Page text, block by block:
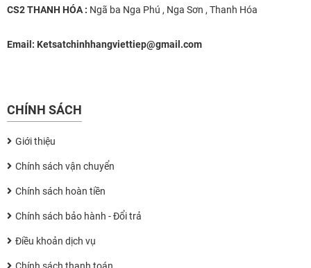
CS2 THANH HÓA : Ngã ba Nga Phú , Nga Sơn , Thanh Hóa
Email: Ketsatchinhhangviettiep@gmail.com
CHÍNH SÁCH
Giới thiệu
Chính sách vận chuyển
Chính sách hoàn tiền
Chính sách bảo hành - Đổi trả
Điều khoản dịch vụ